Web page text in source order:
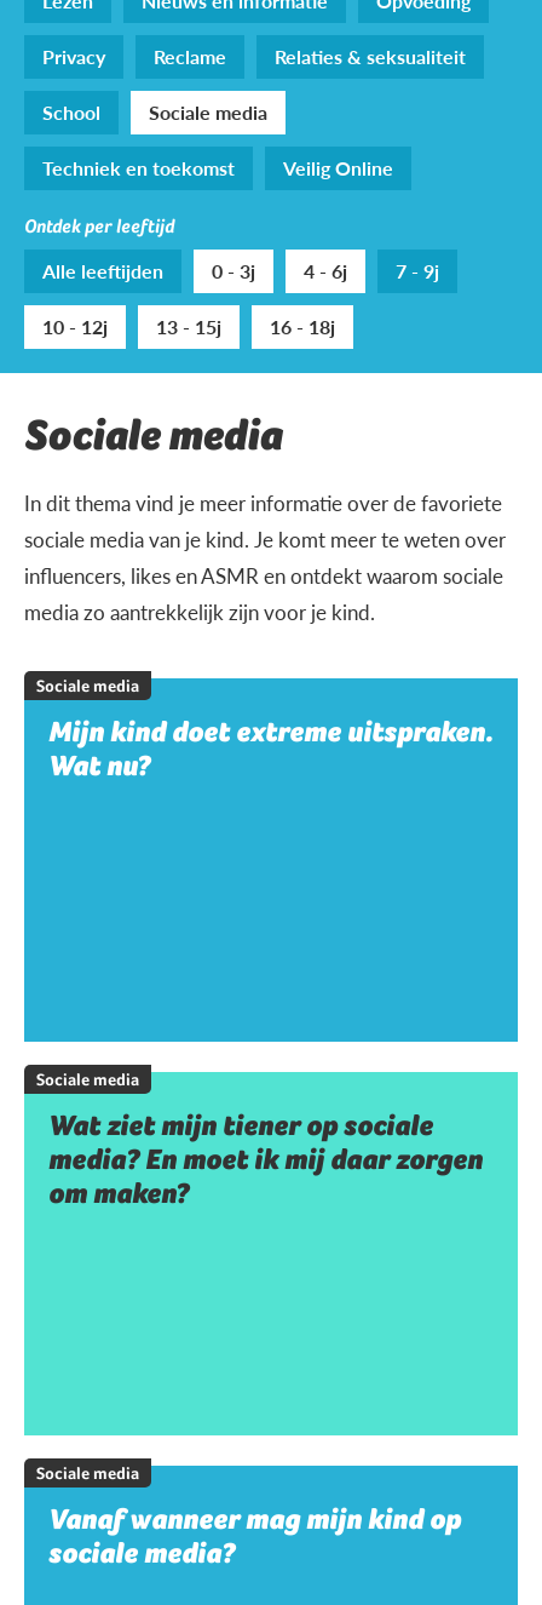
Privacy
Reclame
Relaties & seksualiteit
School
Sociale media
Techniek en toekomst
Veilig Online
Ontdek per leeftijd
Alle leeftijden 0 - 3j 4 - 6j
7 - 9j
10 - 12j
13 - 15j 16 - 18j
Sociale media
In dit thema vind je meer informatie over de favoriete
sociale media van je kind. Je komt meer te weten over
influencers, likes en ASMR en ontdekt waarom sociale
media zo aantrekkelijk zijn voor je kind.
Sociale media
Mijn kind doet extreme uitspraken.
Wat nu?
Sociale media
Wat ziet mijn tiener op sociale
media? En moet ik mij daar zorgen
om maken?
Sociale media
Vanaf wanneer mag mijn kind op
sociale media?